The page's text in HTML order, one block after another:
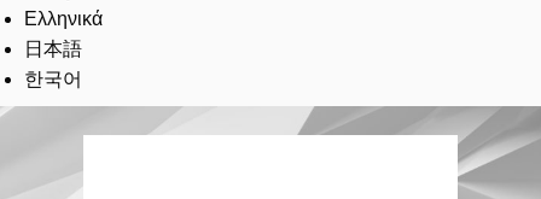
Ελληνικά
日本語
한국어